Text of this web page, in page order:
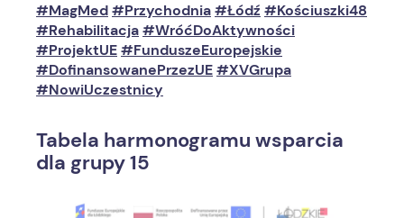
#MagMed#Przychodnia#Łódź #Kościuszki48
#Rehabilitacja#WróćDoAktywności
#ProjektUE#FunduszeEuropejskie
#DofinansowanePrzezUE#XVGrupa
#NowiUczestnicy
Tabela harmonogramu wsparcia
dla grupy 15